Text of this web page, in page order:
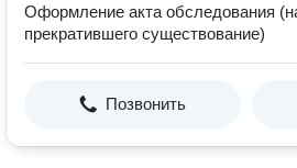
Оформление акта обследования
прекратившего существование)
Позвонить